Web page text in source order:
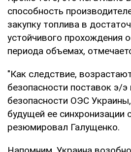
способность
закупку топлива в
устойчивого прохождения
периода объемах,
"Как следствие,
безопасности поставок э/э
безопасности ОЭС
будущей ее синхронизации
резюмировал Галущенко.